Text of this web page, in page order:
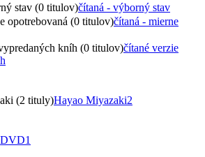
stav (0 titulov)čítaná - výborný stav
opotrebovaná (0 titulov)čítaná - mierne
kníh (0 titulov)čítané verzie
(2 tituly)Hayao Miyazaki2
DVD1